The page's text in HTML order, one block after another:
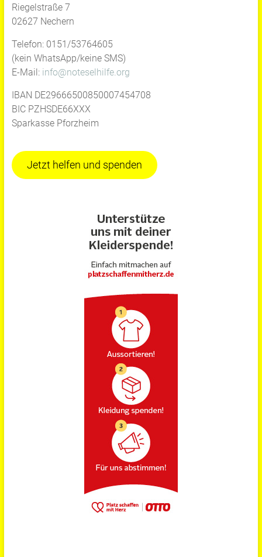
Riegelstraße 7
02627 Nechern
Telefon: 0151/53764605
(kein WhatsApp/keine SMS)
E-Mail: info@noteselhilfe.org
IBAN DE29666500850007454708
BIC PZHSDE66XXX
Sparkasse Pforzheim
Jetzt helfen und spenden